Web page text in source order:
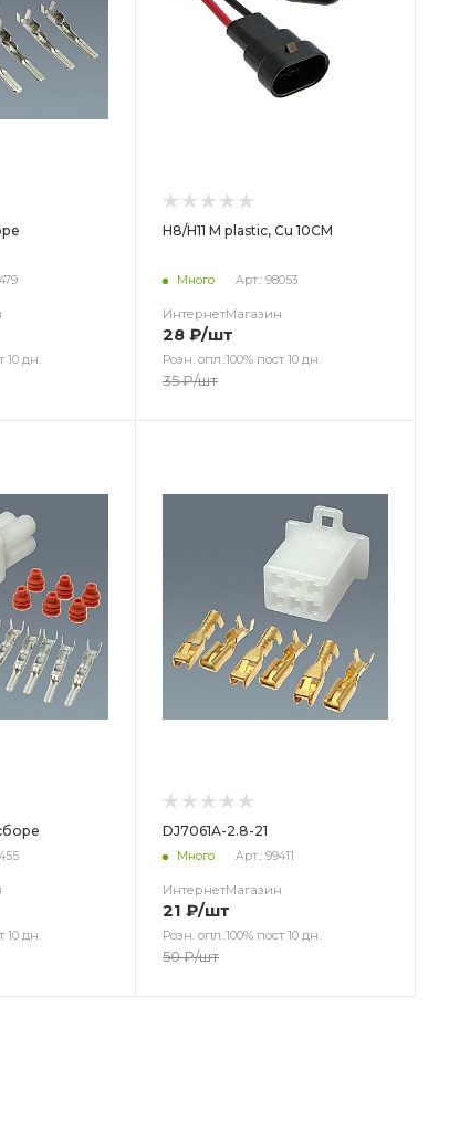
10 дн.
H8/H11 M plastic, Cu 10CM
Много Арт.: 98053
ИнтернетМагазин
28 ₽/шт
Розн. опл.:100% пост 10 дн.
35₽/шт
10 дн.
DJ7061A-2.8-21
Много Арт.: 99411
ИнтернетМагазин
21 ₽/шт
Розн. опл.:100% пост 10 дн.
50₽/шт